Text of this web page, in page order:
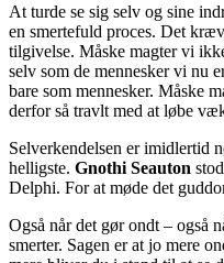
At turde se sig selv og sine
en smertefuld proces. Det
tilgivelse. Måske magter vi
selv som de mennesker vi nu
bare som mennesker. Måske
derfor så travlt med at løbe
Selverkendelsen er imidlertid
helligste. Gnothi Seauton
Delphi. For at møde det
Også når det gør ondt – også
smerter. Sagen er at jo mere